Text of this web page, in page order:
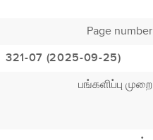
Page number
321-07 (2025-09-25)
பங்களிப்பு முறை